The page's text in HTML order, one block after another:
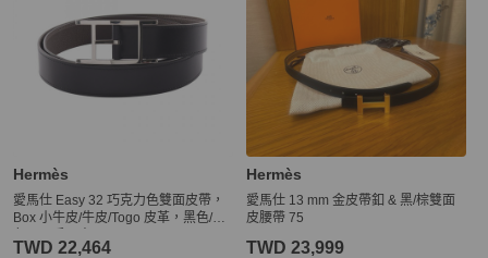
Hermès
愛馬仕 Easy 32 巧克力色雙面皮帶，
Box 小牛皮/牛皮/Togo 皮革，黑色/棕
TWD 22,464
Hermès
愛馬仕 13 mm 金皮帶釦 & 黑/棕雙面
皮腰帶 75
TWD 23,999